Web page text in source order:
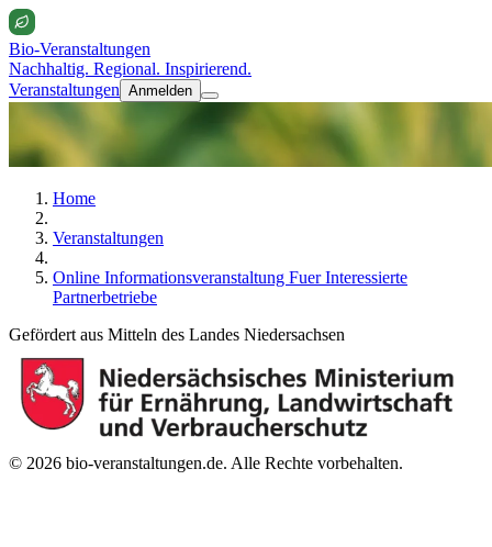
Bio-Veranstaltungen
Nachhaltig. Regional. Inspirierend.
Veranstaltungen Anmelden
Home
Veranstaltungen
Online Informationsveranstaltung Fuer Interessierte
Partnerbetriebe
Gefördert aus Mitteln des Landes Niedersachsen
© 2026 bio-veranstaltungen.de. Alle Rechte vorbehalten.